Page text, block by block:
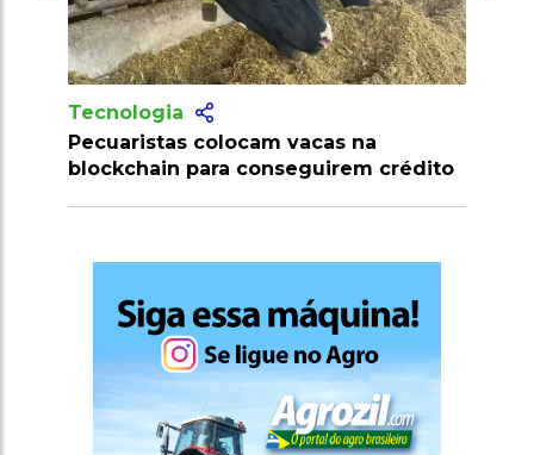
vacas na
crédito
Tecnologia
Produtores recebem mais de 10
milhões de doses de vacinas